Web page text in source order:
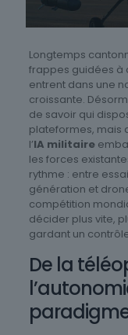
Longtemps
frappes guidées à
entrent dans une
croissante.
de savoir qui
plateformes, mais
l’IA militaire
les forces
rythme : entre
génération et
compétition
décider plus vite,
gardant un
De la